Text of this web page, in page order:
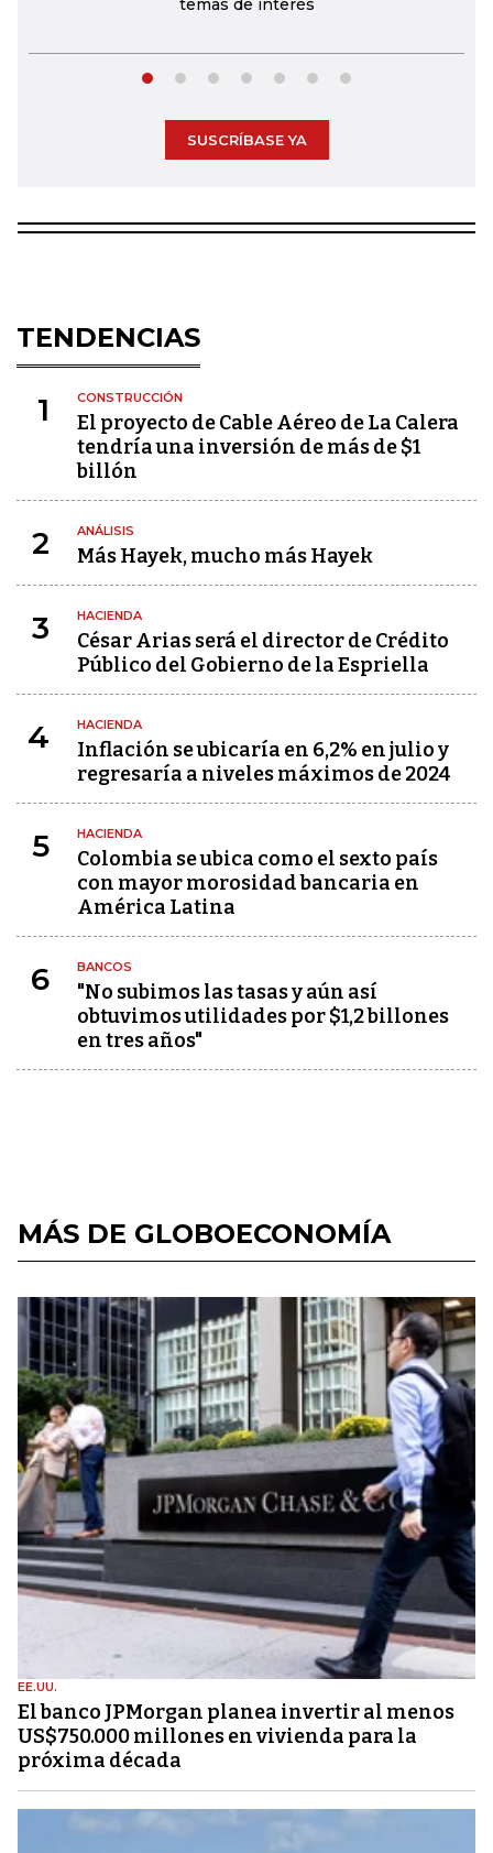
temas de interés
SUSCRÍBASE YA
TENDENCIAS
1 CONSTRUCCIÓN
El proyecto de Cable Aéreo de La Calera
tendría una inversión de más de $1
billón
2 ANÁLISIS
Más Hayek, mucho más Hayek
3 HACIENDA
César Arias será el director de Crédito
Público del Gobierno de la Espriella
4 HACIENDA
Inflación se ubicaría en 6,2% en julio y
regresaría a niveles máximos de 2024
5 HACIENDA
Colombia se ubica como el sexto país
con mayor morosidad bancaria en
América Latina
6 BANCOS
"No subimos las tasas y aún así
obtuvimos utilidades por $1,2 billones
en tres años"
MÁS DE GLOBOECONOMÍA
EE.UU.
El banco JPMorgan planea invertir al menos
US$750.000 millones en vivienda para la
próxima década